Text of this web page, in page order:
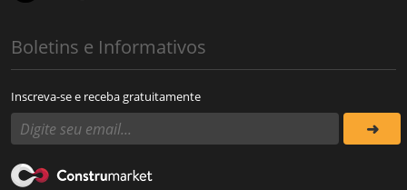
Boletins e Informativos
Inscreva-se e receba gratuitamente